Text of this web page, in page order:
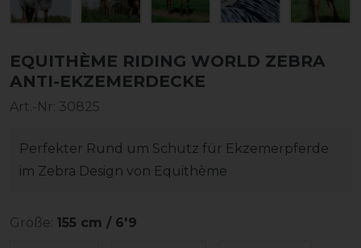
EQUITHÈME RIDING WORLD ZEBRA
ANTI-EKZEMERDECKE
Art.-Nr: 30825
Perfekter Rund um Schutz für Ekzemerpferde
im Zebra Design von Equithème
Größe: 155 cm / 6'9